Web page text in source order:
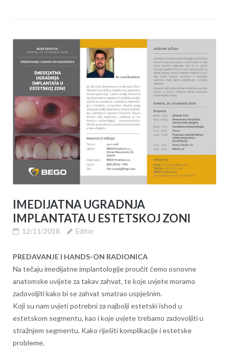
IMEDIJATNA UGRADNJA
IMPLANTATA U ESTETSKOJ ZONI
12/11/2018 Editor
PREDAVANJE I HANDS-ON RADIONICA
Na tečaju imedijatne implantologije proučit ćemo osnovne
anatomske uvijete za takav zahvat, te koje uvjete moramo
zadovoljiti kako bi se zahvat smatrao uspješnim.
Koji su nam uvjeti potrebni za najbolji estetski ishod u
estetskom segmentu, kao i koje uvjete trebamo zadovoljiti u
stražnjem segmentu. Kako riješiti komplikacije i estetske
probleme.